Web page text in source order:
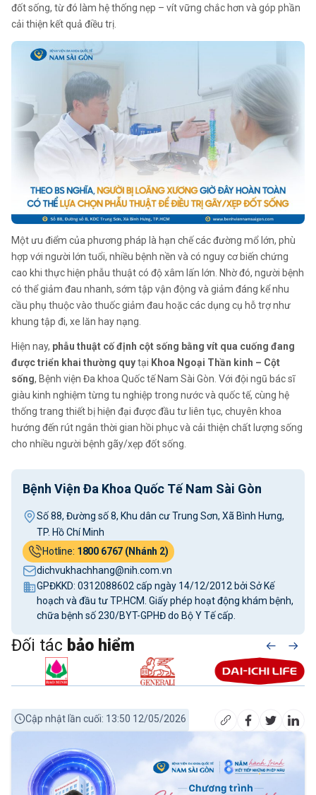
đốt sống, từ đó làm hệ thống nẹp – vít vững chắc hơn và góp phần
cải thiện kết quả điều trị.
Một ưu điểm của phương pháp là hạn chế các đường mổ lớn, phù
hợp với người lớn tuổi, nhiều bệnh nền và có nguy cơ biến chứng
cao khi thực hiện phẫu thuật có độ xâm lấn lớn. Nhờ đó, người bệnh
có thể giảm đau nhanh, sớm tập vận động và giảm đáng kể nhu
cầu phụ thuộc vào thuốc giảm đau hoặc các dụng cụ hỗ trợ như
khung tập đi, xe lăn hay nạng.
Hiện nay, phẫu thuật cố định cột sống bằng vít qua cuống đang
được triển khai thường quytại Khoa Ngoại Thần kinh – Cột
sống, Bệnh viện Đa khoa Quốc tế Nam Sài Gòn. Với đội ngũ bác sĩ
giàu kinh nghiệm từng tu nghiệp trong nước và quốc tế, cùng hệ
thống trang thiết bị hiện đại được đầu tư liên tục, chuyên khoa
hướng đến rút ngắn thời gian hồi phục và cải thiện chất lượng sống
cho nhiều người bệnh gãy/xẹp đốt sống.
Bệnh Viện Đa Khoa Quốc Tế Nam Sài Gòn
Số 88, Đường số 8, Khu dân cư Trung Sơn, Xã Bình Hưng,
TP. Hồ Chí Minh
Hotline: 1800 6767 (Nhánh 2)
dichvukhachhang@nih.com.vn
GPĐKKD: 0312088602 cấp ngày 14/12/2012 bởi Sở Kế
hoạch và đầu tư TP.HCM. Giấy phép hoạt động khám bệnh,
chữa bệnh số 230/BYT-GPHĐ do Bộ Y Tế cấp.
Đối tác bảo hiểm
Cập nhật lần cuối: 13:50 12/05/2026